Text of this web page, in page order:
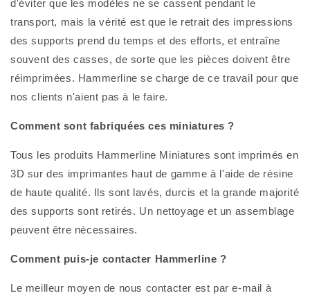
d'éviter que les modèles ne se cassent pendant le
transport, mais la vérité est que le retrait des impressions
des supports prend du temps et des efforts, et entraîne
souvent des casses, de sorte que les pièces doivent être
réimprimées. Hammerline se charge de ce travail pour que
nos clients n'aient pas à le faire.
Comment sont fabriquées ces miniatures ?
Tous les produits Hammerline Miniatures sont imprimés en
3D sur des imprimantes haut de gamme à l'aide de résine
de haute qualité. Ils sont lavés, durcis et la grande majorité
des supports sont retirés. Un nettoyage et un assemblage
peuvent être nécessaires.
Comment puis-je contacter Hammerline ?
Le meilleur moyen de nous contacter est par e-mail à